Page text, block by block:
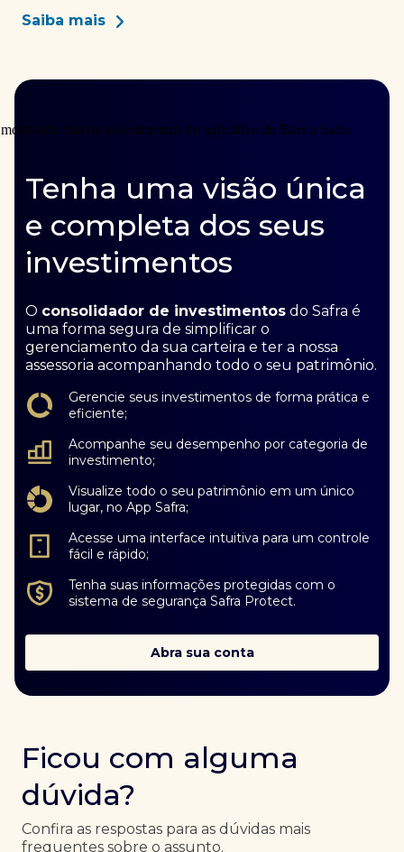
Saiba mais
Tenha uma visão única
e completa dos seus
investimentos
O consolidador de investimentos do Safra é
uma forma segura de simplificar o
gerenciamento da sua carteira e ter a nossa
assessoria acompanhando todo o seu patrimônio.
Gerencie seus investimentos de forma prática e
eficiente;
Acompanhe seu desempenho por categoria de
investimento;
Visualize todo o seu patrimônio em um único
lugar, no App Safra;
Acesse uma interface intuitiva para um controle
fácil e rápido;
Tenha suas informações protegidas com o
sistema de segurança Safra Protect.
Abra sua conta
Ficou com alguma
dúvida?
Confira as respostas para as dúvidas mais
frequentes sobre o assunto.